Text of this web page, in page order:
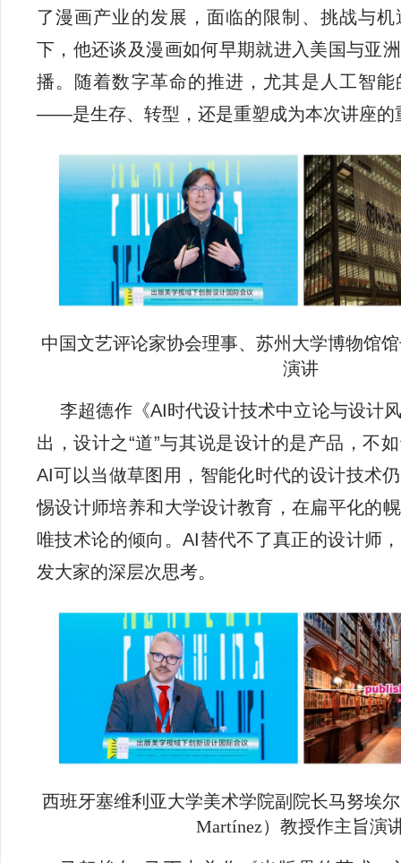
了漫画产业的发展，面临的限制、挑战与
下，他还谈及漫画如何早期就进入美国与亚
播。随着数字革命的推进，尤其是人工智
——是生存、转型，还是重塑成为本次讲座的
中国文艺评论家协会理事、苏州大学博物馆
演讲
李超德作《AI时代设计技术中立论与设计
出，设计之“道”与其说是设计的是产品，不
AI可以当做草图用，智能化时代的设计技术
惕设计师培养和大学设计教育，在扁平化的
唯技术论的倾向。AI替代不了真正的设计师
发大家的深层次思考。
西班牙塞维利亚大学美术学院副院长马努埃尔
Martínez）教授作主旨演